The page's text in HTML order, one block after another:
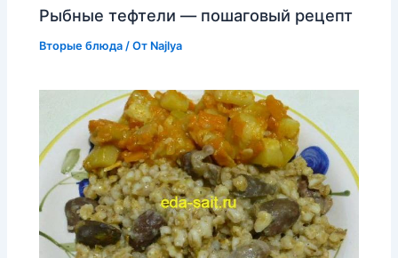
Рыбные тефтели — пошаговый рецепт
Вторые блюда / От Najlya